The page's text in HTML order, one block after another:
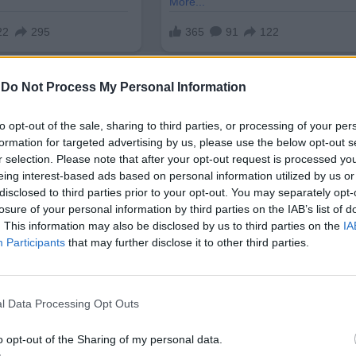
Do Not Process My Personal Information
opt-out of the sale, sharing to third parties, or processing of your
for targeted advertising by us, please use the below opt-out
selection. Please note that after your opt-out request is processed
interest-based ads based on personal information utilized by us
to third parties prior to your opt-out. You may separately
of your personal information by third parties on the IAB’s list of
This information may also be disclosed by us to third parties on the
Participants that may further disclose it to other third parties.
Data Processing Opt Outs
opt-out of the Sharing of my personal data.
нация, подписала Споразуменията
направени в ерата на Артемида, ще
„Артемида“, както в нашите страни,
се гарантира, че пътуването на човечеството до
и прозрачно“,
на международното сътрудничество в мирното
на България ще засили
технологии.